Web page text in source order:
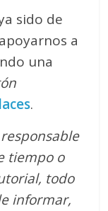
sido de
a
una
.
tiempo o
todo
informar,